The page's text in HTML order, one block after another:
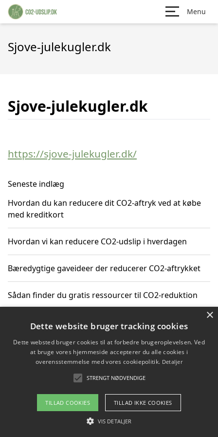
Menu
Sjove-julekugler.dk
Sjove-julekugler.dk
https://sjove-julekugler.dk/
Seneste indlæg
Hvordan du kan reducere dit CO2-aftryk ved at købe
med kreditkort
Hvordan vi kan reducere CO2-udslip i hverdagen
Bæredygtige gaveideer der reducerer CO2-aftrykket
Sådan finder du gratis ressourcer til CO2-reduktion
Hvordan gadgets til hjemmet kan reducere CO2-udslip
Copyright 2026 - Pilanto Aps
Om / kontakt
Blog Betingelser
×
Dette website bruger tracking cookies
Dette websted bruger cookies til at forbedre brugeroplevelsen. Ved
at bruge vores hjemmeside accepterer du alle cookies i
overensstemmelse med vores cookiepolitik. Detaljer
STRENGT NØDVENDIGE
TILLAD COOKIES TILLAD IKKE COOKIES
VIS DETALJER